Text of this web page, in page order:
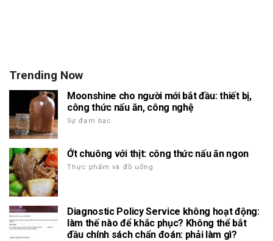
Trending Now
Moonshine cho người mới bắt đầu: thiết bị,
công thức nấu ăn, công nghệ
Sự đạm bạc
Ớt chuông với thịt: công thức nấu ăn ngon
Thực phẩm và đồ uống
Diagnostic Policy Service không hoạt động:
làm thế nào để khắc phục? Không thể bắt
đầu chính sách chẩn đoán: phải làm gì?